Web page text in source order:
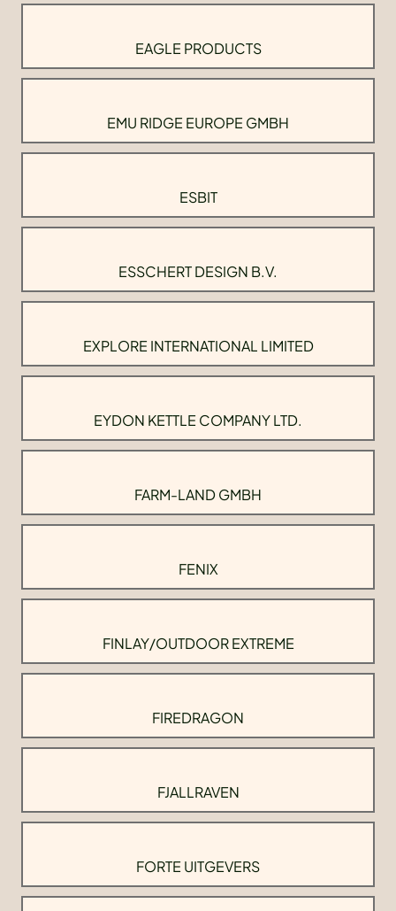
EAGLE PRODUCTS
EMU RIDGE EUROPE GMBH
ESBIT
ESSCHERT DESIGN B.V.
EXPLORE INTERNATIONAL LIMITED
EYDON KETTLE COMPANY LTD.
FARM-LAND GMBH
FENIX
FINLAY/OUTDOOR EXTREME
FIREDRAGON
FJALLRAVEN
FORTE UITGEVERS